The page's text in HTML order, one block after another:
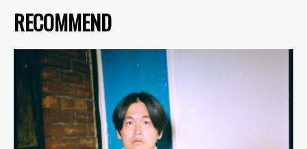
RECOMMEND